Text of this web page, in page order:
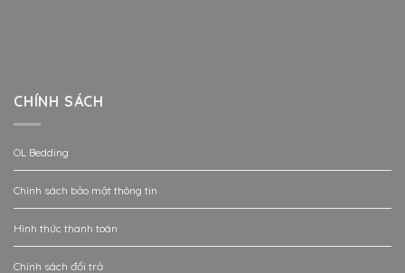
CHÍNH SÁCH
OL Bedding
Chính sách bảo mật thông tin
Hình thức thanh toán
Chính sách đổi trả